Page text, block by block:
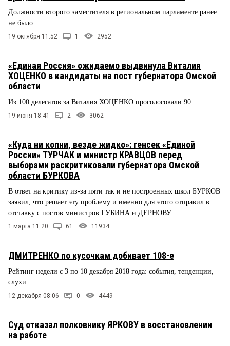
Должности второго заместителя в региональном парламенте ранее
не было
19 октября 11:52 1 2952
«Единая Россия» ожидаемо выдвинула Виталия
ХОЦЕНКО в кандидаты на пост губернатора Омской
области
Из 100 делегатов за Виталия ХОЦЕНКО проголосовали 90
19 июня 18:41 2 3062
«Куда ни копни, везде жидко»: генсек «Единой
России» ТУРЧАК и министр КРАВЦОВ перед
выборами раскритиковали губернатора Омской
области БУРКОВА
В ответ на критику из-за пяти так и не построенных школ БУРКОВ
заявил, что решает эту проблему и именно для этого отправил в
отставку с постов министров ГУБИНА и ДЕРНОВУ
1 марта 11:20 61 11934
ДМИТРЕНКО по кусочкам добивает 108-е
Рейтинг недели с 3 по 10 декабря 2018 года: события, тенденции,
слухи.
12 декабря 08:06 0 4449
Суд отказал полковнику ЯРКОВУ в восстановлении
на работе